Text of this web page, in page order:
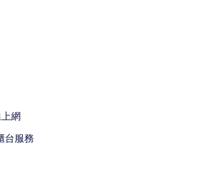
網
台服務